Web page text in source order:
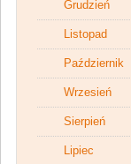
Grudzień
Listopad
Październik
Wrzesień
Sierpień
Lipiec